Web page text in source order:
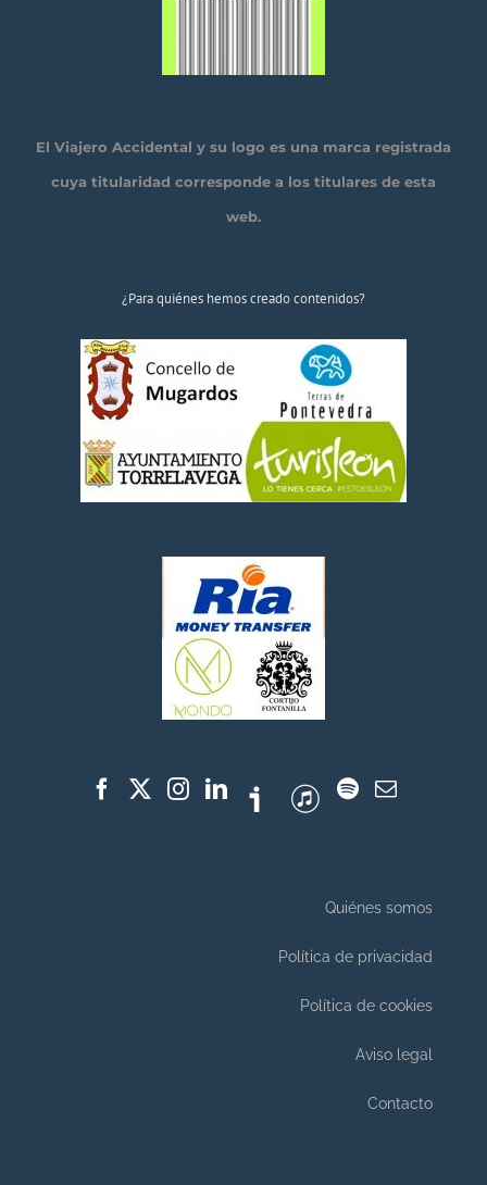
El Viajero Accidental y su logo es una marca registrada
cuya titularidad corresponde a los titulares de esta
web.
¿Para quiénes hemos creado contenidos?
Quiénes somos
Política de privacidad
Política de cookies
Aviso legal
Contacto